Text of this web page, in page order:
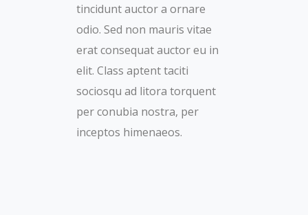
tincidunt auctor a ornare
odio. Sed non mauris vitae
erat consequat auctor eu in
elit. Class aptent taciti
sociosqu ad litora torquent
per conubia nostra, per
inceptos himenaeos.